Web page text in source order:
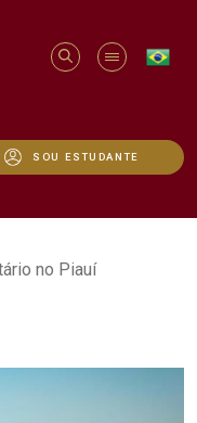
SOU ESTUDANTE
no
no Piauí